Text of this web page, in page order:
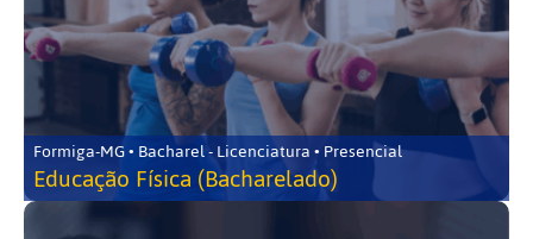
Formiga-MG • Bacharel - Licenciatura • Presencial
Educação Física (Bacharelado)